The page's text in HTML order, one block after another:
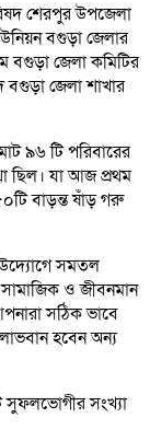
শেরপুর উপজেলা
বগুড়া জেলার
বগুড়া জেলা কমিটির
বগুড়া জেলা শাখার
৯৬ টি পরিবারের
ছিল। যা আজ প্রথম
বাড়ন্ত ষাঁড় গরু
উদ্যোগে সমতল
ও জীবনমান
সঠিক ভাবে
হবেন অন্য
সুফলভোগীর সংখ্যা